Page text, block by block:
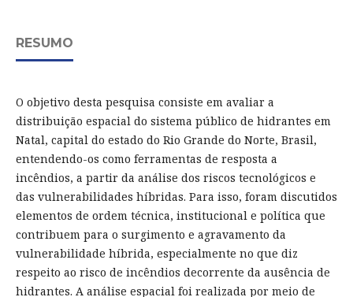
RESUMO
O objetivo desta pesquisa consiste em avaliar a
distribuição espacial do sistema público de hidrantes em
Natal, capital do estado do Rio Grande do Norte, Brasil,
entendendo-os como ferramentas de resposta a
incêndios, a partir da análise dos riscos tecnológicos e
das vulnerabilidades híbridas. Para isso, foram discutidos
elementos de ordem técnica, institucional e política que
contribuem para o surgimento e agravamento da
vulnerabilidade híbrida, especialmente no que diz
respeito ao risco de incêndios decorrente da ausência de
hidrantes. A análise espacial foi realizada por meio de